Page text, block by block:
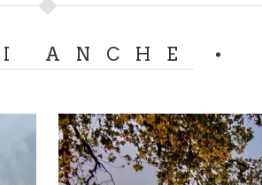
0383 1938226 | Aperto tutti i
Tel: 366 5318056 | Aperto dal martedì
ANCHE